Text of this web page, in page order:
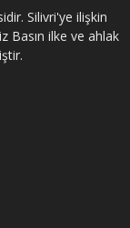
Silivri'ye ilişkin
Basın ilke ve ahlak